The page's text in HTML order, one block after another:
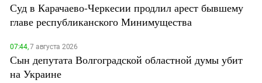
Суд в Карачаево-Черкесии продлил арест бывшему
главе республиканского Минимущества
07:44,7 августа 2026
Сын депутата Волгоградской областной думы убит
на Украине